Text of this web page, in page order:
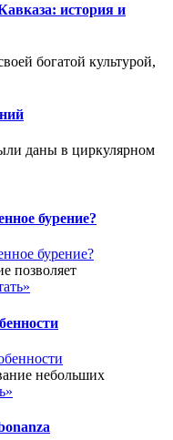
история и
богатой культурой,
даны в циркулярном
бурение?
позволяет
небольших